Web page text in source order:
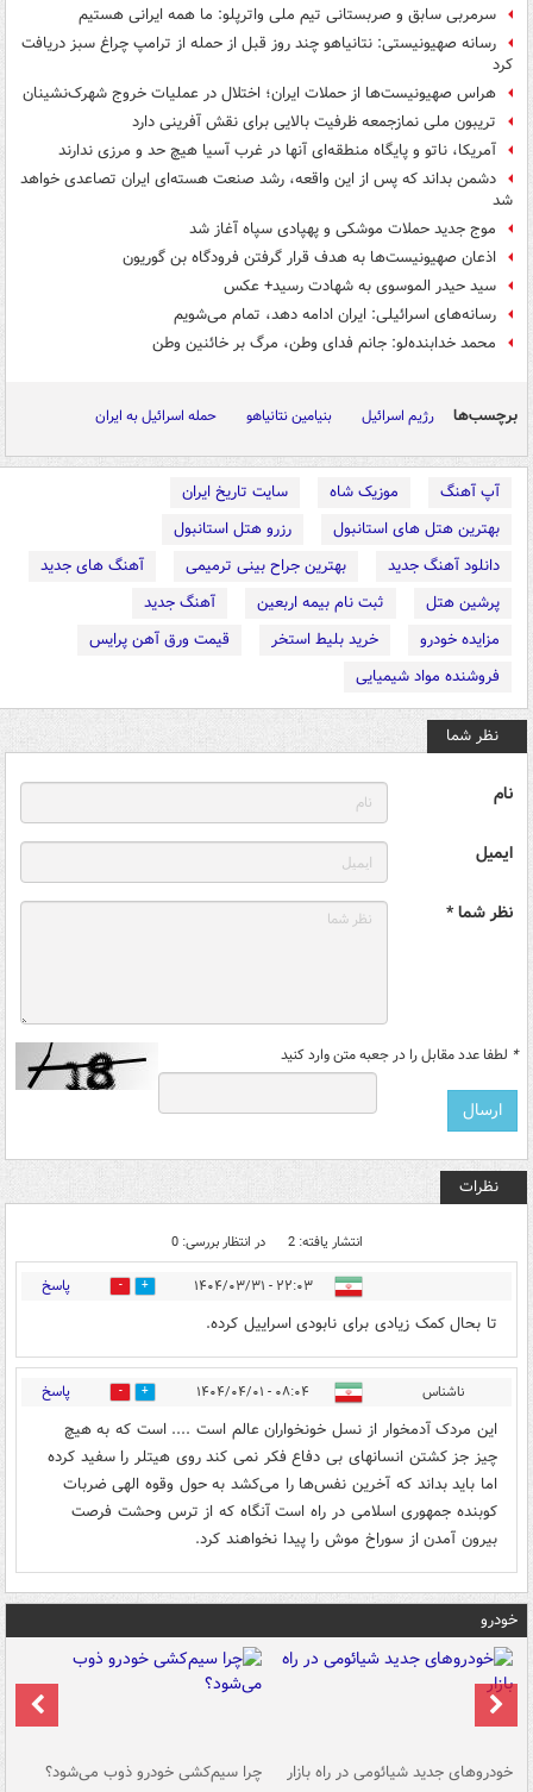
سرمربی سابق و صربستانی تیم ملی واترپلو: ما همه ایرانی هستیم
رسانه صهیونیستی: نتانیاهو چند روز قبل از حمله از ترامپ چراغ سبز دریافت
کرد
هراس صهیونیست‌ها از حملات ایران؛ اختلال در عملیات خروج شهرک‌نشینان
تریبون ملی نمازجمعه ظرفیت بالایی برای نقش آفرینی دارد
آمریکا، ناتو و پایگاه منطقه‌ای آنها در غرب آسیا هیچ حد و مرزی ندارند
دشمن بداند که پس از این واقعه، رشد صنعت هسته‌ای ایران تصاعدی خواهد
شد
موج جدید حملات موشکی و پهپادی سپاه آغاز شد
اذعان صهیونیست‌ها به هدف قرار گرفتن فرودگاه بن گوریون
سید حیدر الموسوی به شهادت رسید+ عکس
رسانه‌های اسرائیلی: ایران ادامه دهد، تمام می‌شویم
محمد خدابنده‌لو: جانم فدای وطن، مرگ بر خائنین وطن
برچسب‌ها رژیم اسرائیل بنیامین نتانیاهو حمله اسرائیل به ایران
آپ آهنگ موزیک شاه
سایت تاریخ ایران
بهترین هتل های استانبول
رزرو هتل استانبول
دانلود آهنگ جدید
بهترین جراح بینی ترمیمی
آهنگ های جدید
پرشین هتل
ثبت نام بیمه اربعین
آهنگ جدید
مزایده خودرو
خرید بلیط استخر
قیمت ورق آهن پرایس
فروشنده مواد شیمیایی
نظر شما
نام
ایمیل
نظر شما *
* لطفا عدد مقابل را در جعبه متن وارد کنید
نظرات
انتشار یافته: 2 در انتظار بررسی: 0
۲۲:۰۳ - ۱۴۰۴/۰۳/۳۱ 0 پاسخ
تا بحال کمک زیادی برای نابودی اسراییل کرده.
ناشناس ۰۸:۰۴ - ۱۴۰۴/۰۴/۰۱ 0 پاسخ
این مردک آدمخوار از نسل خونخواران عالم است .... است که به هیچ
چیز جز کشتن انسانهای بی دفاع فکر نمی کند روی هیتلر را سفید کرده
اما باید بداند که آخرین نفس‌ها را می‌کشد به حول وقوه الهی ضربات
کوبنده جمهوری اسلامی در راه است آنگاه که از ترس وحشت فرصت
بیرون آمدن از سوراخ موش را پیدا نخواهند کرد.
خودرو
خودروهای جدید شیائومی در راه بازار چرا سیم‌کشی خودرو ذوب می‌شود؟